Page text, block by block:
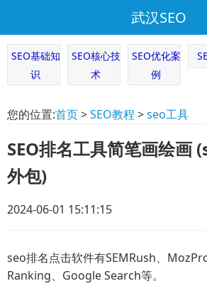
武汉SEO
SEO基础知
识
SEO核心技
术
SEO优化案
例
您的位置:首页>SEO教程 >seo工具
SEO排名工具简笔画绘画
外包)
2024-06-01 15:11:15
seo排名点击软件有SEMRush、
Ranking、Google Search等。